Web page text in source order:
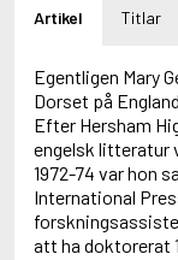
Adnan, Etel
Adolfsson, Gunnar
Adolfsson,
Adolfsson, Maria
Adolphsen, Peter
Artikel Titlar
Egentligen Mary
Dorset på
Efter Hersham
engelsk litteratur
1972-74 var hon
International
att ha doktorerat